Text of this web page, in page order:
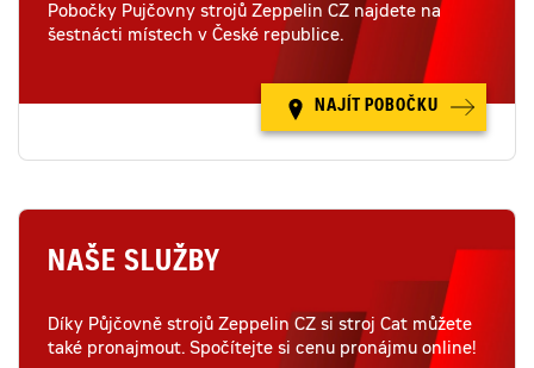
Pobočky Pujčovny strojů Zeppelin CZ najdete na
šestnácti místech v České republice.
NAJÍT POBOČKU
NAŠE SLUŽBY
Díky Půjčovně strojů Zeppelin CZ si stroj Cat můžete
také pronajmout. Spočítejte si cenu pronájmu online!